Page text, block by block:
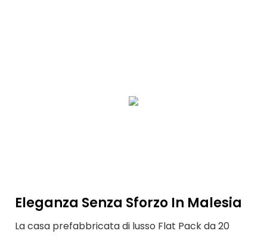
Eleganza Senza Sforzo In Malesia
La casa prefabbricata di lusso Flat Pack da 20